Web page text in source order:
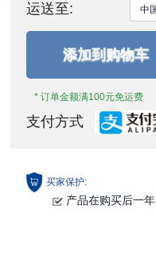
运送至:
添加到购物车
* 订单金额满100元免运费
支付方式
买家保护:
产品在购买后一